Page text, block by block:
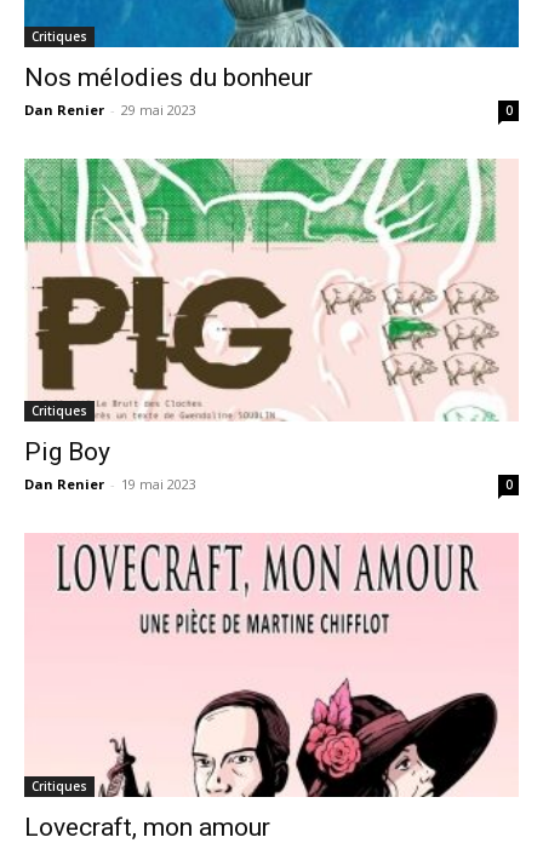
Critiques
Nos mélodies du bonheur
Dan Renier - 29 mai 2023 0
Critiques
Pig Boy
Dan Renier - 19 mai 2023 0
Critiques
Lovecraft, mon amour